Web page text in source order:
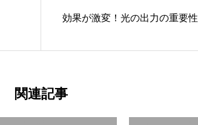
効果が激変！光の出力の重要性
関連記事